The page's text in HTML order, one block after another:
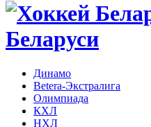
Беларуси
Динамо
Betera-Экстралига
Олимпиада
КХЛ
НХЛ